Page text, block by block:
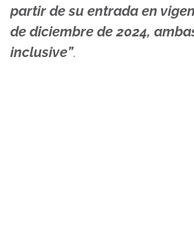
partir de su entrada en
de diciembre de 2024,
inclusive”.